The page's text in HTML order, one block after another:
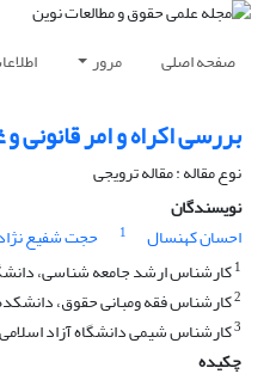
صفحه اصلی مرور
بررسی اکراه و امر
نوع مقاله : مقاله ترویجی
نویسندگان
احسان کهنسال
1 حجت شفیع
1کارشناس ارشد جامعه شناسی،
2کارشناس فقه ومبانی حقوق، دانشکده
3کارشناس شیمی دانشگاه آزاد اسلامی
چکیده